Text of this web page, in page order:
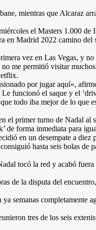
mientras que Alcaraz
el Masters 1.000
en Madrid 2022 camino del
vez en Las Vegas, y
me permitió visitar
por jugar aquí»,
funcionó el saque y el
todo iba mejor de lo
primer turno de Nadal
de forma inmediata para
en un desempate a diez
hasta seis bolas
tocó la red y acabó
de la disputa del
semanas
tres de los seis